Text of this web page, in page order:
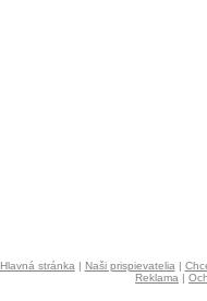
Hlavná stránka | Naši prispievatelia |
Reklama |